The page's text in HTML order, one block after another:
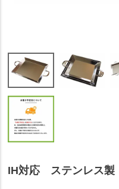
IH対応 ステンレス製